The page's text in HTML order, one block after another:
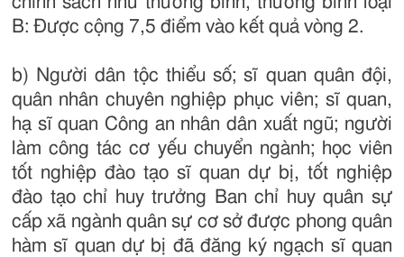
B: Được cộng 7,5 điểm vào kết quả vòng 2.
b) Người dân tộc thiểu số; sĩ quan quân đội,
quân nhân chuyên nghiệp phục viên; sĩ quan,
hạ sĩ quan Công an nhân dân xuất ngũ; người
làm công tác cơ yếu chuyển ngành; học viên
tốt nghiệp đào tạo sĩ quan dự bị, tốt nghiệp
đào tạo chỉ huy trưởng Ban chỉ huy quân sự
cấp xã ngành quân sự cơ sở được phong quân
hàm sĩ quan dự bị đã đăng ký ngạch sĩ quan